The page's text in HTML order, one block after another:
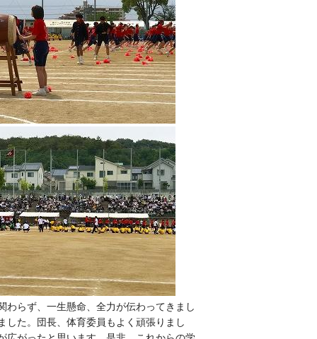
らず、一生懸命、全力が伝わってきまし
した。団長、体育委員もよく頑張りまし